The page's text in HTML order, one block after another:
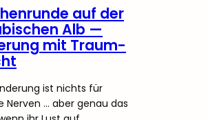
auf der
Alb —
mit Traum-
ist nichts für
Nerven … aber genau das